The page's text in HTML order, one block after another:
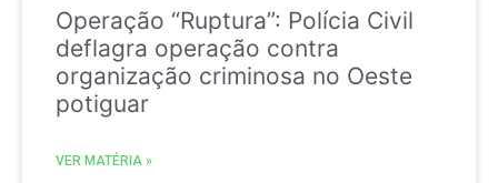
Operação “Ruptura”: Polícia Civil
deflagra operação contra
organização criminosa no Oeste
potiguar
VER MATÉRIA »